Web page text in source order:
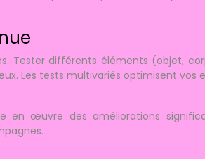
Tester différents éléments (objet,
Les tests multivariés optimisent vos
en œuvre des améliorations